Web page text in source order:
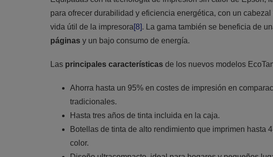
para ofrecer durabilidad y eficiencia energética, con un
vida útil de la impresora[8]. La gama también se beneficia de
páginas y un bajo consumo de energía.
Las principales características de los nuevos modelos
Ahorra hasta un 95% en costes de impresión en
tradicionales.
Hasta tres años de tinta incluida en la caja.
Botellas de tinta de alto rendimiento que imprimen hasta
color.